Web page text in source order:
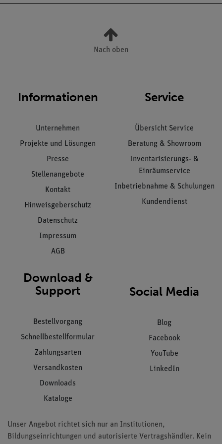
Nach oben
Informationen
Unternehmen
Projekte und Lösungen
Presse
Stellenangebote
Kontakt
Hinweisgeberschutz
Datenschutz
Impressum
AGB
Service
Übersicht Service
Beratung & Showroom
Inventarisierungs- &
Einräumservice
Inbetriebnahme & Schulungen
Kundendienst
Download &
Support
Bestellvorgang
Schnellbestellformular
Zahlungsarten
Versandkosten
Downloads
Kataloge
Social Media
Blog
Facebook
YouTube
LinkedIn
Unser Angebot richtet sich nur an Institutionen,
Bildungseinrichtungen und autorisierte Vertragshändler. Kein